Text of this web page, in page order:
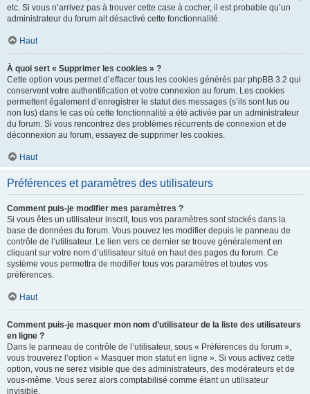
etc. Si vous n’arrivez pas à trouver cette case à cocher, il est probable qu’un
administrateur du forum ait désactivé cette fonctionnalité.
Haut
À quoi sert « Supprimer les cookies » ?
Cette option vous permet d’effacer tous les cookies générés par phpBB 3.2 qui
conservent votre authentification et votre connexion au forum. Les cookies
permettent également d’enregistrer le statut des messages (s’ils sont lus ou
non lus) dans le cas où cette fonctionnalité a été activée par un administrateur
du forum. Si vous rencontrez des problèmes récurrents de connexion et de
déconnexion au forum, essayez de supprimer les cookies.
Haut
Préférences et paramètres des utilisateurs
Comment puis-je modifier mes paramètres ?
Si vous êtes un utilisateur inscrit, tous vos paramètres sont stockés dans la
base de données du forum. Vous pouvez les modifier depuis le panneau de
contrôle de l’utilisateur. Le lien vers ce dernier se trouve généralement en
cliquant sur votre nom d’utilisateur situé en haut des pages du forum. Ce
système vous permettra de modifier tous vos paramètres et toutes vos
préférences.
Haut
Comment puis-je masquer mon nom d’utilisateur de la liste des utilisateurs
en ligne ?
Dans le panneau de contrôle de l’utilisateur, sous « Préférences du forum »,
vous trouverez l’option « Masquer mon statut en ligne ». Si vous activez cette
option, vous ne serez visible que des administrateurs, des modérateurs et de
vous-même. Vous serez alors comptabilisé comme étant un utilisateur
invisible.